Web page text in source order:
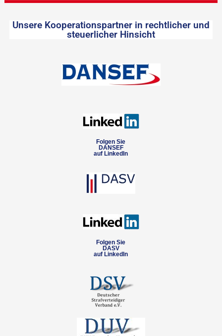
Unsere Kooperationspartner in rechtlicher und
steuerlicher Hinsicht
Folgen Sie
DANSEF
auf LinkedIn
Folgen Sie
DASV
auf LinkedIn